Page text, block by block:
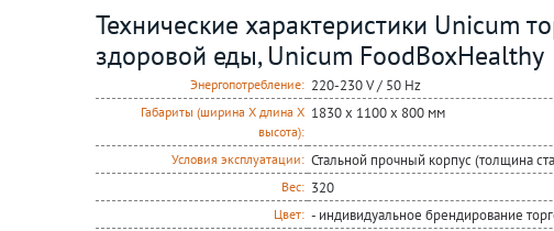
Технические характеристики Unicum
здоровой еды, Unicum FoodBoxHealthy
Энергопотребление: 220-230 V / 50 Hz
Габариты (ширина Х длина Х
высота):
1830 x 1100 x 800 мм
Условия эксплуатации: Стальной прочный корпус (толщина
Вес: 320
Цвет: - индивидуальное брендирование